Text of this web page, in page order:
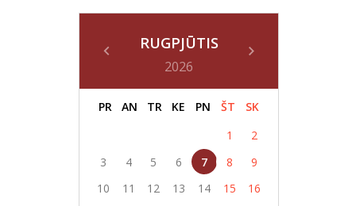
RUGPJŪTIS
2026
PR AN TR KE PN ŠT
SK
1
2
3
4 5 6 7 8
9
10
11 12 13 14 15
16